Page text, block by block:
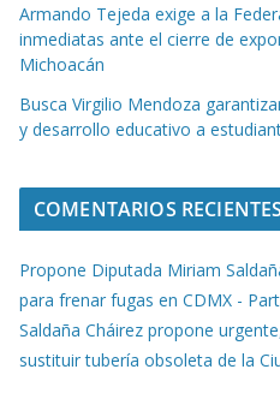
Armando Tejeda exige a la
inmediatas ante el cierre de
Michoacán
Busca Virgilio Mendoza
y desarrollo educativo a
COMENTARIOS RECIENTES
Propone Diputada Miriam
para frenar fugas en CDMX -
Saldaña Cháirez propone
sustituir tubería obsoleta de la